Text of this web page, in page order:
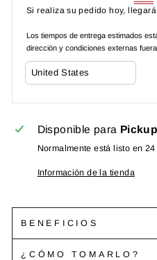
Si realiza su pedido hoy,
Los tiempos de entrega estimados
dirección y condiciones externas
Disponible para Pickup
Normalmente está listo en 24
Información de la tienda
BENEFICIOS
¿CÓMO TOMARLO?